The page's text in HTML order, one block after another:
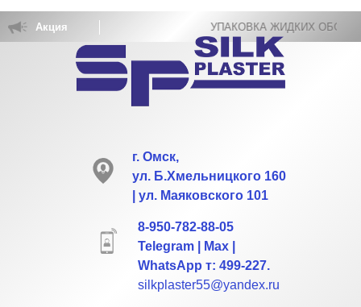
Акция УПАКОВКА ЖИДКИХ ОБОЕВ РАСХОД НА 5 кв.м
г. Омск,
ул. Б.Хмельницкого 160
| ул. Маяковского 101
8-950-782-88-05
Telegram | Max |
WhatsApp т: 499-227.
silkplaster55@yandex.ru